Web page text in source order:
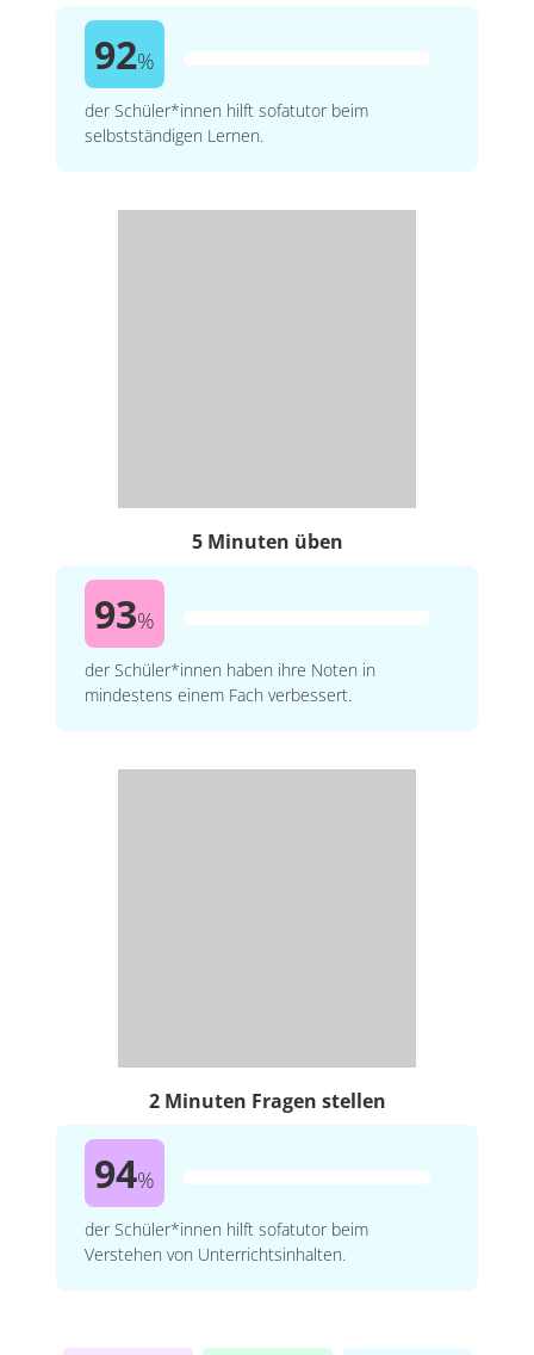
92%
der Schüler*innen hilft sofatutor beim
selbstständigen Lernen.
5 Minuten üben
93%
der Schüler*innen haben ihre Noten in
mindestens einem Fach verbessert.
2 Minuten Fragen stellen
94%
der Schüler*innen hilft sofatutor beim
Verstehen von Unterrichtsinhalten.